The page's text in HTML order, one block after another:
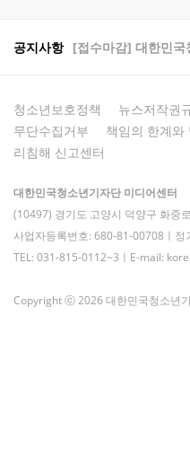
공지사항 [접수마감] 대한민
청소년보호정책 뉴스저작권
무단수집거부
책임의 한계와
리침해 신고센터
대한민국청소년기자단 미디어센터
(10497) 경기도 고양시 덕양구 화중
사업자등록번호: 680-81-00708ㅣ
TEL: 031-815-0112~3ㅣE-mail:
Copyright ⓒ 2026 대한민국청소년